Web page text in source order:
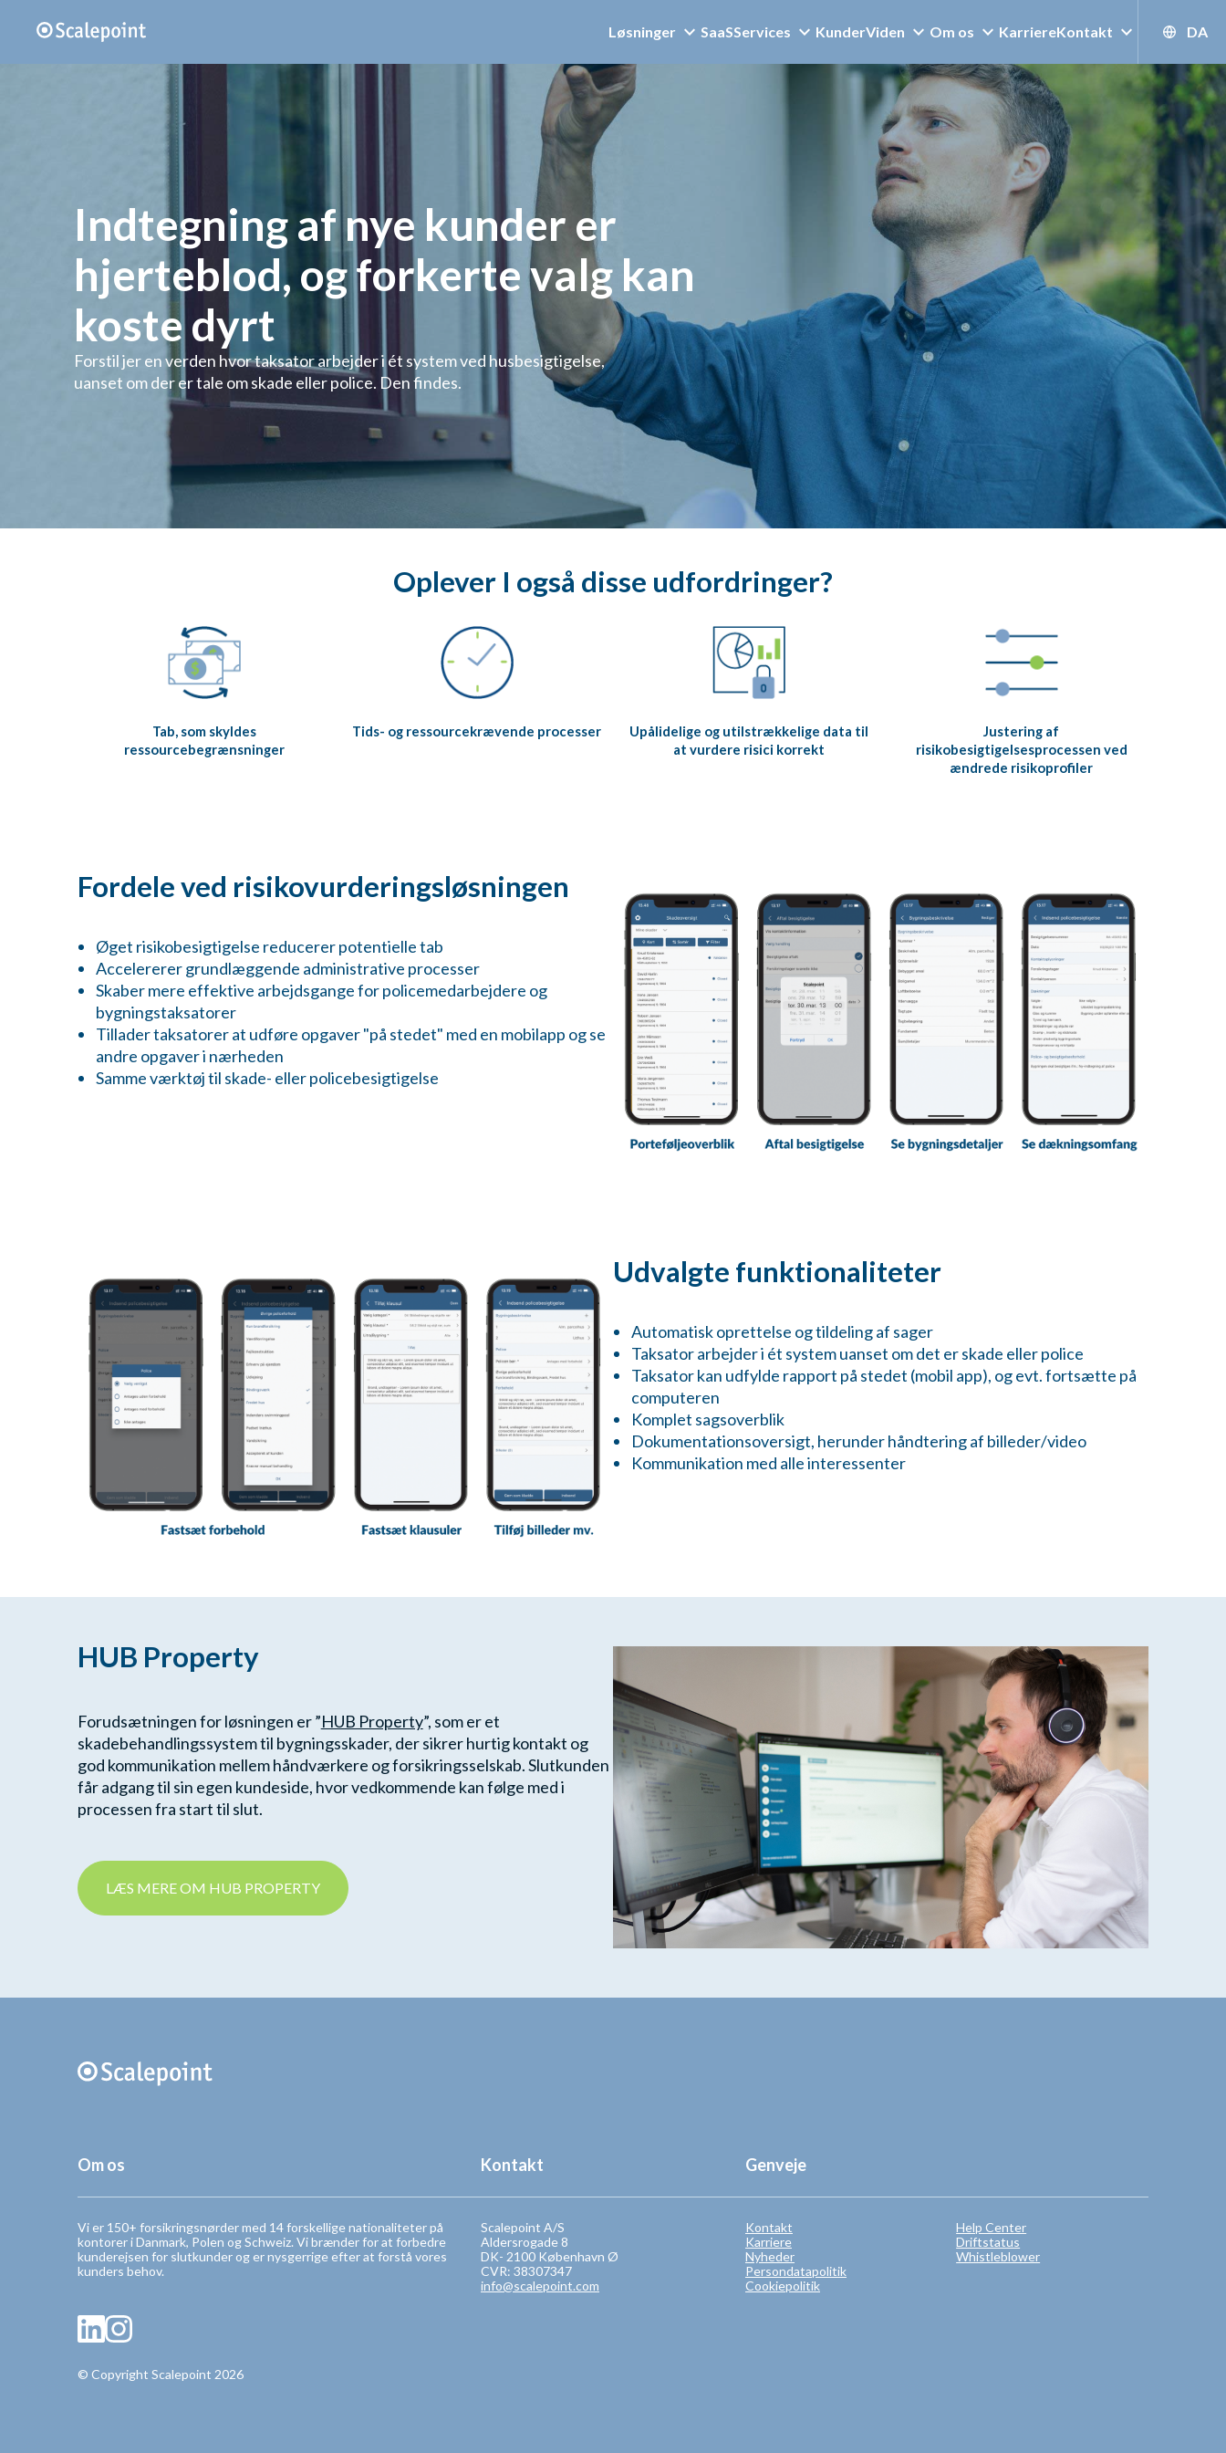
Løsninger SaaSServices KunderViden Om os KarriereKontakt DA
Indtegning af nye kunder er
hjerteblod, og forkerte valg kan
koste dyrt
Forstil jer en verden hvor taksator arbejder i ét system ved husbesigtigelse,
uanset om der er tale om skade eller police. Den findes.
Oplever I også disse udfordringer?
Tab, som skyldes
ressourcebegrænsninger
Tids- og ressourcekrævende processer
Upålidelige og utilstrækkelige data til
at vurdere risici korrekt
Justering af
risikobesigtigelsesprocessen ved
ændrede risikoprofiler
Fordele ved risikovurderingsløsningen
Øget risikobesigtigelse reducerer potentielle tab
Accelererer grundlæggende administrative processer
Skaber mere effektive arbejdsgange for policemedarbejdere og
bygningstaksatorer
Tillader taksatorer at udføre opgaver "på stedet" med en mobilapp og se
andre opgaver i nærheden
Samme værktøj til skade- eller policebesigtigelse
Udvalgte funktionaliteter
Automatisk oprettelse og tildeling af sager
Taksator arbejder i ét system uanset om det er skade eller police
Taksator kan udfylde rapport på stedet (mobil app), og evt. fortsætte på
computeren
Komplet sagsoverblik
Dokumentationsoversigt, herunder håndtering af billeder/video
Kommunikation med alle interessenter
HUB Property
Forudsætningen for løsningen er ”HUB Property”, som er et
skadebehandlingssystem til bygningsskader, der sikrer hurtig kontakt og
god kommunikation mellem håndværkere og forsikringsselskab. Slutkunden
får adgang til sin egen kundeside, hvor vedkommende kan følge med i
processen fra start til slut.
LÆS MERE OM HUB PROPERTY
Om os
Vi er 150+ forsikringsnørder med 14 forskellige nationaliteter på
kontorer i Danmark, Polen og Schweiz. Vi brænder for at forbedre
kunderejsen for slutkunder og er nysgerrige efter at forstå vores
kunders behov.
Kontakt
Scalepoint A/S
Aldersrogade 8
DK- 2100 København Ø
CVR: 38307347
info@scalepoint.com
Genveje
Kontakt
Karriere
Nyheder
Persondatapolitik
Cookiepolitik
Help Center
Driftstatus
Whistleblower
© Copyright Scalepoint 2026